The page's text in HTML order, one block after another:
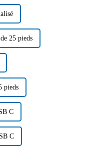
25 pieds
pieds
C
C